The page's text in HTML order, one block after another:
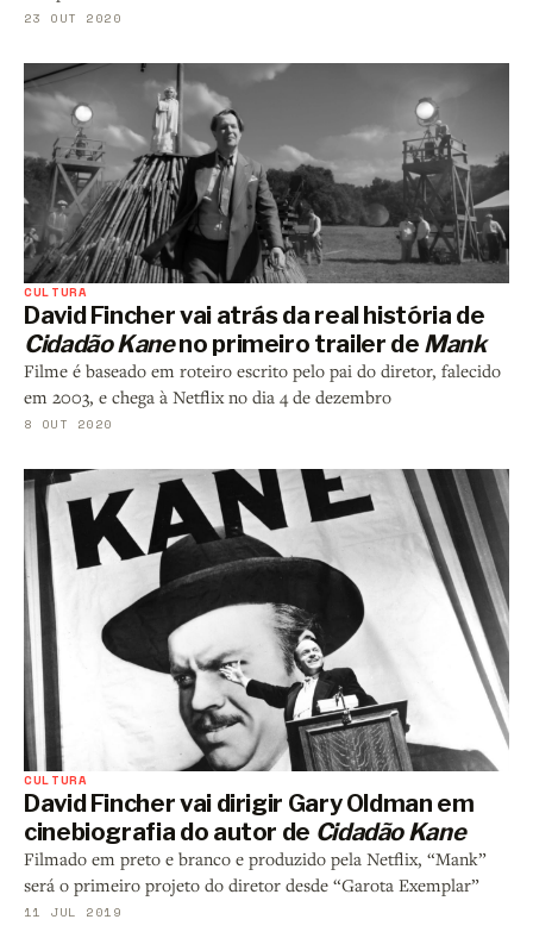
23 OUT 2020
CULTURA
David Fincher vai atrás da real história de
Cidadão Kaneno primeiro trailer de Mank
Filme é baseado em roteiro escrito pelo pai do diretor, falecido
em 2003, e chega à Netflix no dia 4 de dezembro
8 OUT 2020
CULTURA
David Fincher vai dirigir Gary Oldman em
cinebiografia do autor de Cidadão Kane
Filmado em preto e branco e produzido pela Netflix, “Mank”
será o primeiro projeto do diretor desde “Garota Exemplar”
11 JUL 2019